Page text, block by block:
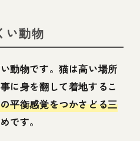
い動物
動物です。猫は高い場所
に身を翻して着地するこ
平衡感覚をつかさどる三
です。